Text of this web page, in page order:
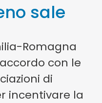
sale
Romagna
con le
di
incentivare la